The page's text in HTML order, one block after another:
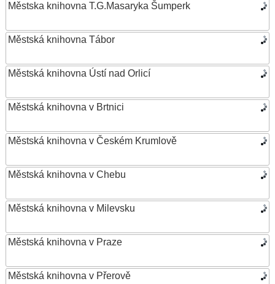
Městska knihovna T.G.Masaryka Šumperk
Městská knihovna Tábor
Městská knihovna Ústí nad Orlicí
Městská knihovna v Brtnici
Městská knihovna v Českém Krumlově
Městská knihovna v Chebu
Městská knihovna v Milevsku
Městská knihovna v Praze
Městská knihovna v Přerově